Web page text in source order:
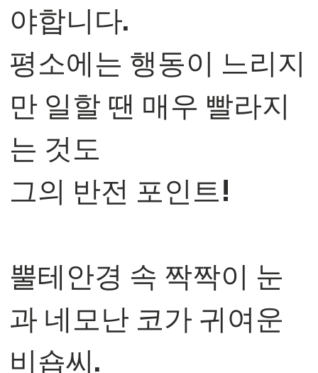
야합니다.
평소에는 행동이 느리지
만 일할 땐 매우 빨라지
는 것도
그의 반전 포인트!
뿔테안경 속 짝짝이 눈
과 네모난 코가 귀여운
비숍씨.